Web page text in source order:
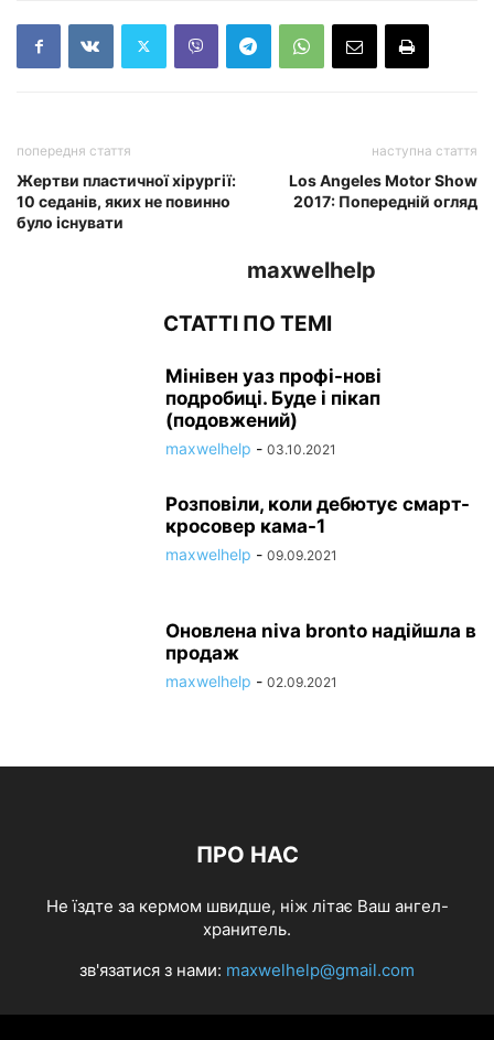
попередня стаття
Жертви пластичної хірургії:
10 седанів, яких не повинно
було існувати
наступна стаття
Los Angeles Motor Show
2017: Попередній огляд
maxwelhelp
СТАТТІ ПО ТЕМІ
Мінівен уаз профі-нові
подробиці. Буде і пікап
(подовжений)
maxwelhelp - 03.10.2021
Розповіли, коли дебютує смарт-
кросовер кама-1
maxwelhelp - 09.09.2021
Оновлена niva bronto надійшла в
продаж
maxwelhelp - 02.09.2021
ПРО НАС
Не їздте за кермом швидше, ніж літає Ваш ангел-
хранитель.
зв'язатися з нами: maxwelhelp@gmail.com